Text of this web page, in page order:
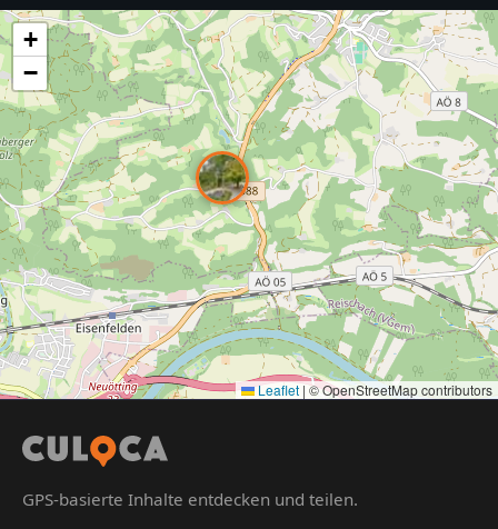
+
−
Leaflet|© OpenStreetMap contributors
GPS-basierte Inhalte entdecken und teilen.